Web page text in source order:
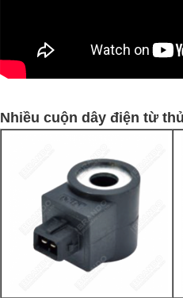
Nhiều cuộn dây điện từ